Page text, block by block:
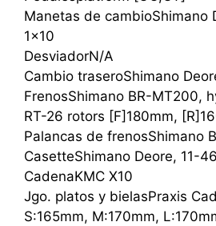
Manetas de cambioShimano
1×10
DesviadorN/A
Cambio traseroShimano
FrenosShimano BR-MT200,
RT-26 rotors [F]180mm,
Palancas de frenosShimano
CasetteShimano Deore, 11-46
CadenaKMC X10
Jgo. platos y bielasPraxis
S:165mm, M:170mm,